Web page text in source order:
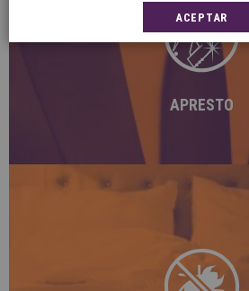
APRESTO
5àsec aporta cuerpo a tus
servicio de apresto después
mantener la forma y reducir
prendas.
El tratamiento antiácaros de
ACEPTAR